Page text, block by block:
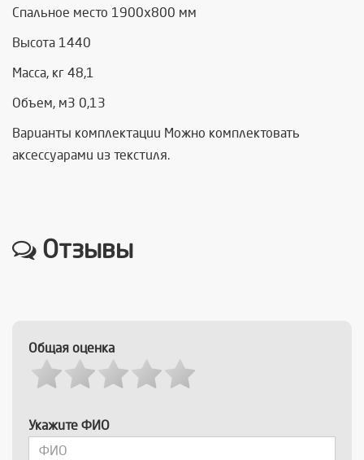
Спальное место 1900х800 мм
Высота 1440
Масса, кг 48,1
Объем, м3 0,13
Варианты комплектации Можно комплектовать
аксессуарами из текстиля.
Отзывы
Общая оценка
Укажите ФИО